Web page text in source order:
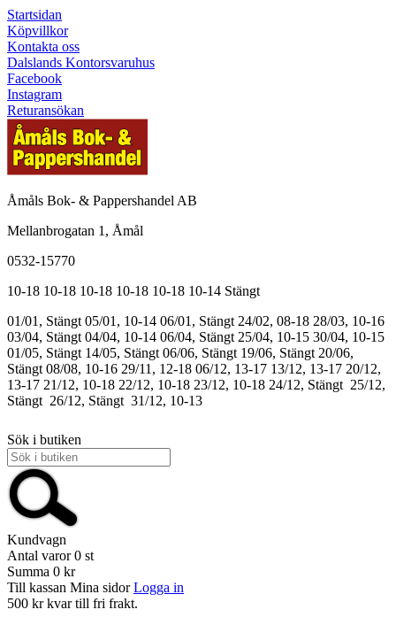
Startsidan
Köpvillkor
Kontakta oss
Dalslands Kontorsvaruhus
Facebook
Instagram
Returansökan
Åmåls Bok- & Pappershandel AB
Mellanbrogatan 1, Åmål
0532-15770
10-18 10-18 10-18 10-18 10-18 10-14 Stängt
01/01, Stängt 05/01, 10-14 06/01, Stängt 24/02, 08-18 28/03, 10-16
03/04, Stängt 04/04, 10-14 06/04, Stängt 25/04, 10-15 30/04, 10-15
01/05, Stängt 14/05, Stängt 06/06, Stängt 19/06, Stängt 20/06,
Stängt 08/08, 10-16 29/11, 12-18 06/12, 13-17 13/12, 13-17 20/12,
13-17 21/12, 10-18 22/12, 10-18 23/12, 10-18 24/12, Stängt 25/12,
Stängt 26/12, Stängt 31/12, 10-13
Sök i butiken
Kundvagn
Antal varor 0 st
Summa 0 kr
Till kassan Mina sidor Logga in
500 kr kvar till fri frakt.